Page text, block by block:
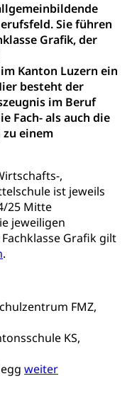
Sie führen
Grafik, der
Kanton Luzern ein
besteht der
im Beruf
Fach- als auch die
einem
,
ist jeweils
25 Mitte
jeweiligen
Grafik gilt
.
FMZ,
KS,
weiter
Einfuhr,
Erschöpfung,
Kartell,
und
Luzern)
(WAS